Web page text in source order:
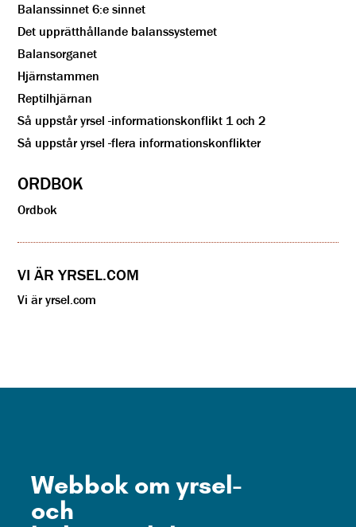
Balanssinnet 6:e sinnet
Det upprätthållande balanssystemet
Balansorganet
Hjärnstammen
Reptilhjärnan
Så uppstår yrsel -informationskonflikt 1 och 2
Så uppstår yrsel -flera informationskonflikter
ORDBOK
Ordbok
VI ÄR YRSEL.COM
Vi är yrsel.com
Webbok om yrsel-
och